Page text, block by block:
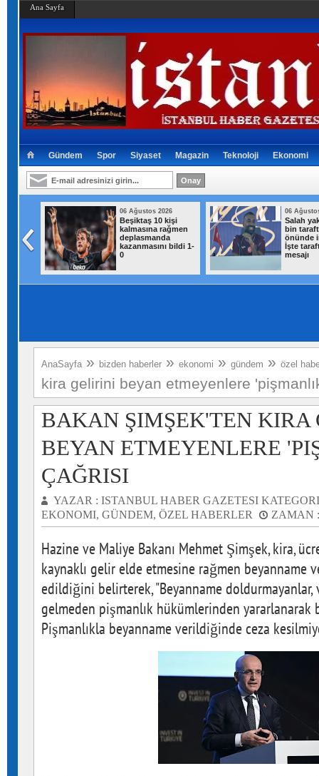
Ana Sayfa
Gündem Spor Siyaset Magazin Teknoloji Ekonomi
06 Ağustos 2026
Beşiktaş 10 kişi
kalmasına rağmen
deplasmanda
kazanmasını bildi 1-
0
06
Salah
bin
önünde
İşte
mesajı
AnaSayfa » bizden haberler » ekonomi » gündem » özel
kira gelirini beyan etmeyenlere
BAKAN ŞIMŞEK'TEN KIRA
BEYAN ETMEYENLERE
ÇAĞRISI
YAZAR : ISTANBUL HABER GAZETESI
EKONOMI, GÜNDEM, ÖZEL HABERLER ZAMAN
Hazine ve Maliye Bakanı Mehmet Şimşek, kira,
kaynaklı gelir elde etmesine rağmen beyanname
edildiğini belirterek, "Beyanname doldurmayanlar,
gelmeden pişmanlık hükümlerinden yararlanarak
Pişmanlıkla beyanname verildiğinde ceza